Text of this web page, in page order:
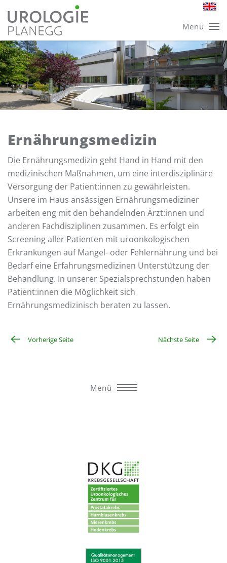
Skip
to
main
content
Menü
Ernährungsmedizin
Die Ernährungsmedizin geht Hand in Hand mit den
medizinischen Maßnahmen, um eine interdisziplinäre
Versorgung der Patient:innen zu gewährleisten.
Unsere im Haus ansässigen Ernährungsmediziner
arbeiten eng mit den behandelnden Ärzt:innen und
anderen Fachdisziplinen zusammen. Es erfolgt ein
Screening aller Patienten mit uroonkologischen
Erkrankungen auf Mangel- oder Fehlernährung und bei
Bedarf eine Erfahrungsmedizinen Unterstützung der
Behandlung. In unserer Spezialsprechstunden haben
Patient:innen die Möglichkeit sich
Ernährungsmedizinisch beraten zu lassen.
Vorherige Seite Nächste Seite
Menü